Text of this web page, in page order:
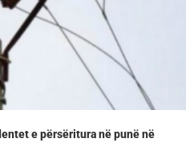
e përsëritura në punë në